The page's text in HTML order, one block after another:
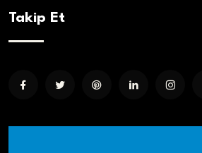
Takip Et